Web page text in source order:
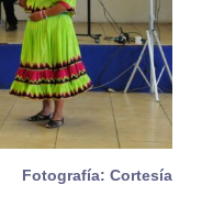
Fotografía: Cortesía